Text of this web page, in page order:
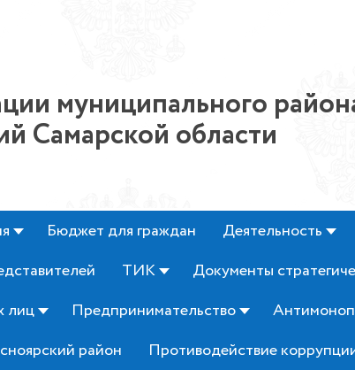
муниципального
Самарской области
Бюджет для граждан Деятельность
ТИК
Документы
лиц
Предпринимательство
район Противодействие